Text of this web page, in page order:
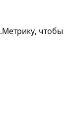
чтобы